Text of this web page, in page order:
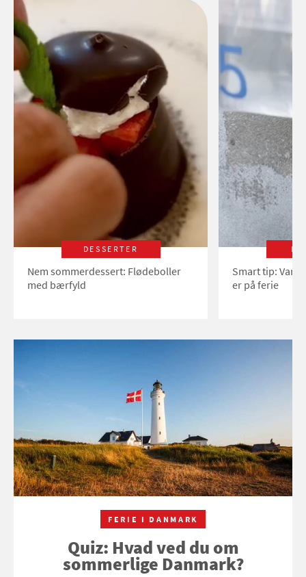
DESSERTER
Nem sommerdessert: Flødeboller
med bærfyld
Smart tip:
er på ferie
FERIE I DANMARK
Quiz: Hvad ved du om
sommerlige Danmark?